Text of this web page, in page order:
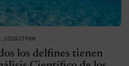
202527 MIN
los delfines tienen